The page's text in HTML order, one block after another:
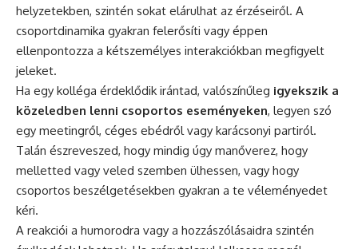
helyzetekben, szintén sokat elárulhat az érzéseiről. A
csoportdinamika gyakran felerősíti vagy éppen
ellenpontozza a kétszemélyes interakciókban megfigyelt
jeleket.
Ha egy kolléga érdeklődik irántad, valószínűleg igyekszik a
közeledben lenni csoportos eseményeken, legyen szó
egy meetingről, céges ebédről vagy karácsonyi partiról.
Talán észreveszed, hogy mindig úgy manőverez, hogy
melletted vagy veled szemben ülhessen, vagy hogy
csoportos beszélgetésekben gyakran a te véleményedet
kéri.
A reakciói a humorodra vagy a hozzászólásaidra szintén